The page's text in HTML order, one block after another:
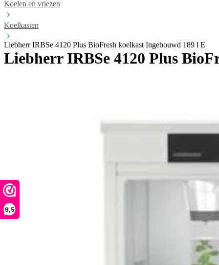
9,5
Koelen en vriezen
Koelkasten
Liebherr IRBSe 4120 Plus BioFresh koelkast Ingebouwd 189 l E
Liebherr IRBSe 4120 Plus